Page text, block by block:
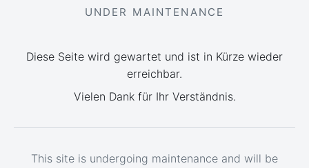
UNDER MAINTENANCE
Diese Seite wird gewartet und ist in Kürze wieder
erreichbar.
Vielen Dank für Ihr Verständnis.
This site is undergoing maintenance and will be